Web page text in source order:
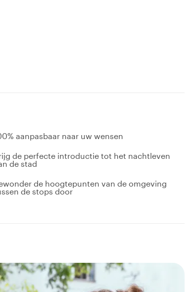
aanpasbaar naar uw wensen
de perfecte introductie tot het nachtleven
de stad
de hoogtepunten van de omgeving
de stops door